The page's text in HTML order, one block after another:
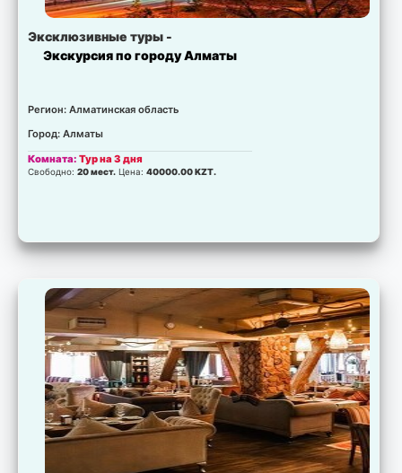
Эксклюзивные туры -
Экскурсия по городу Алматы
Регион: Алматинская область
Город: Алматы
Комната:Тур на 3 дня
Свободно:20 мест. Цена:40000.00 KZT.